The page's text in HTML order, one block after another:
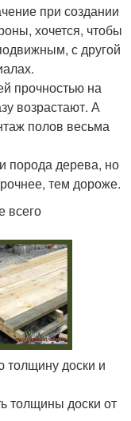
при создании
хочется, чтобы
с другой
прочностью на
возрастают. А
полов весьма
порода дерева, но
тем дороже.
всего
толщину доски и
толщины доски от